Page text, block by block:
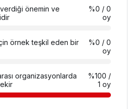
önemin ve
%0 / 0
oy
örnek teşkil eden bir
%0 / 0
oy
organizasyonlarda
%100 /
1 oy